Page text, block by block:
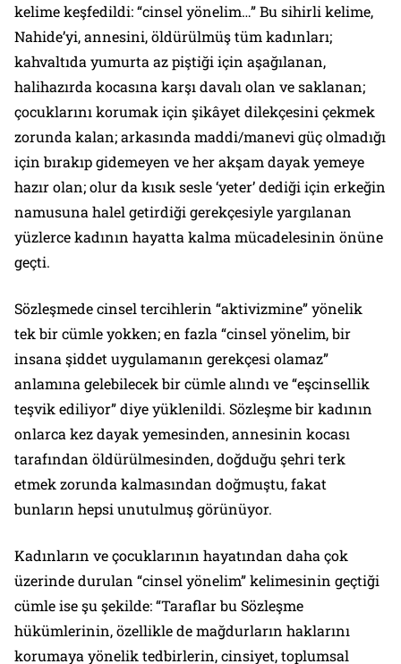
kelime keşfedildi: “cinsel yönelim…” Bu sihirli kelime,
Nahide’yi, annesini, öldürülmüş tüm kadınları;
kahvaltıda yumurta az piştiği için aşağılanan,
halihazırda kocasına karşı davalı olan ve saklanan;
çocuklarını korumak için şikâyet dilekçesini çekmek
zorunda kalan; arkasında maddi/manevi güç olmadığı
için bırakıp gidemeyen ve her akşam dayak yemeye
hazır olan; olur da kısık sesle ‘yeter’ dediği için erkeğin
namusuna halel getirdiği gerekçesiyle yargılanan
yüzlerce kadının hayatta kalma mücadelesinin önüne
geçti.
Sözleşmede cinsel tercihlerin “aktivizmine” yönelik
tek bir cümle yokken; en fazla “cinsel yönelim, bir
insana şiddet uygulamanın gerekçesi olamaz”
anlamına gelebilecek bir cümle alındı ve “eşcinsellik
teşvik ediliyor” diye yüklenildi. Sözleşme bir kadının
onlarca kez dayak yemesinden, annesinin kocası
tarafından öldürülmesinden, doğduğu şehri terk
etmek zorunda kalmasından doğmuştu, fakat
bunların hepsi unutulmuş görünüyor.
Kadınların ve çocuklarının hayatından daha çok
üzerinde durulan “cinsel yönelim” kelimesinin geçtiği
cümle ise şu şekilde: “Taraflar bu Sözleşme
hükümlerinin, özellikle de mağdurların haklarını
korumaya yönelik tedbirlerin, cinsiyet, toplumsal